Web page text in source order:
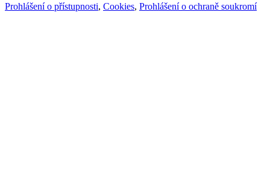
Prohlášení o přístupnosti, Cookies, Prohlášení o ochraně soukromí